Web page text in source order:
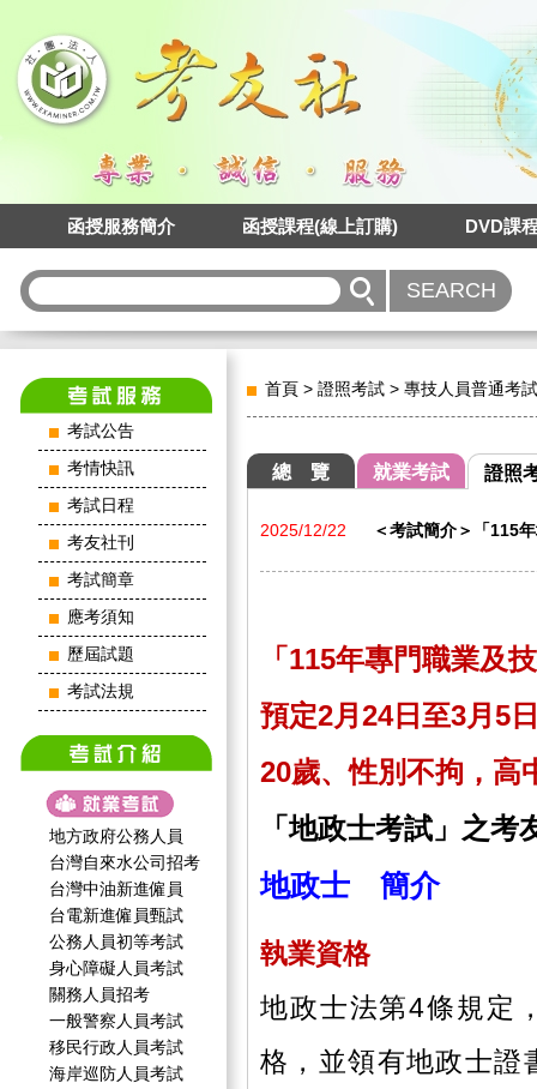
函授服務簡介 函授課程(線上訂購) DVD課
考試公告
考情快訊
考試日程
考友社刊
考試簡章
應考須知
歷屆試題
考試法規
地方政府公務人員
台灣自來水公司招考
台灣中油新進僱員
台電新進僱員甄試
公務人員初等考試
身心障礙人員考試
關務人員招考
一般警察人員考試
移民行政人員考試
海岸巡防人員考試
首頁 > 證照考試 > 專技人員普通考試
總 覽 就業考試 證照
2025/12/22 ＜考試簡介＞「115
「115年專門職業及
預定2月24日至3月5
20歲、性別不拘，高
「地政士考試」之
地政士 簡介
執業資格
地政士法第4條規定
格，並領有地政士證